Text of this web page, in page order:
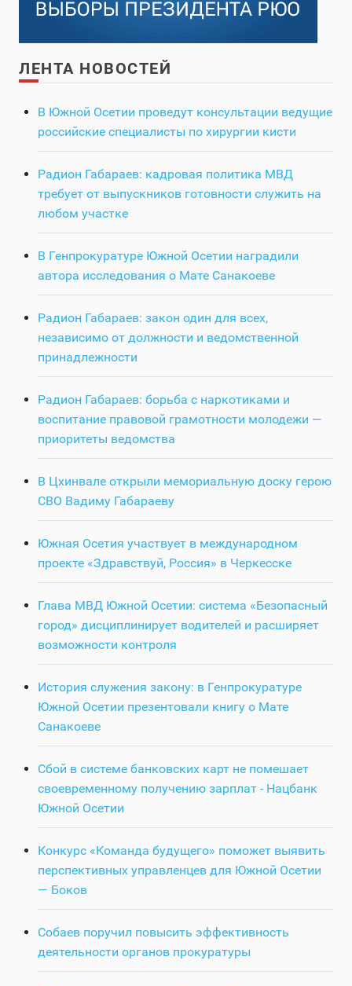
ЛЕНТА НОВОСТЕЙ
В Южной Осетии проведут консультации ведущие
российские специалисты по хирургии кисти
Радион Габараев: кадровая политика МВД
требует от выпускников готовности служить на
любом участке
В Генпрокуратуре Южной Осетии наградили
автора исследования о Мате Санакоеве
Радион Габараев: закон один для всех,
независимо от должности и ведомственной
принадлежности
Радион Габараев: борьба с наркотиками и
воспитание правовой грамотности молодежи —
приоритеты ведомства
В Цхинвале открыли мемориальную доску герою
СВО Вадиму Габараеву
Южная Осетия участвует в международном
проекте «Здравствуй, Россия» в Черкесске
Глава МВД Южной Осетии: система «Безопасный
город» дисциплинирует водителей и расширяет
возможности контроля
История служения закону: в Генпрокуратуре
Южной Осетии презентовали книгу о Мате
Санакоеве
Сбой в системе банковских карт не помешает
своевременному получению зарплат - Нацбанк
Южной Осетии
Конкурс «Команда будущего» поможет выявить
перспективных управленцев для Южной Осетии
— Боков
Собаев поручил повысить эффективность
деятельности органов прокуратуры